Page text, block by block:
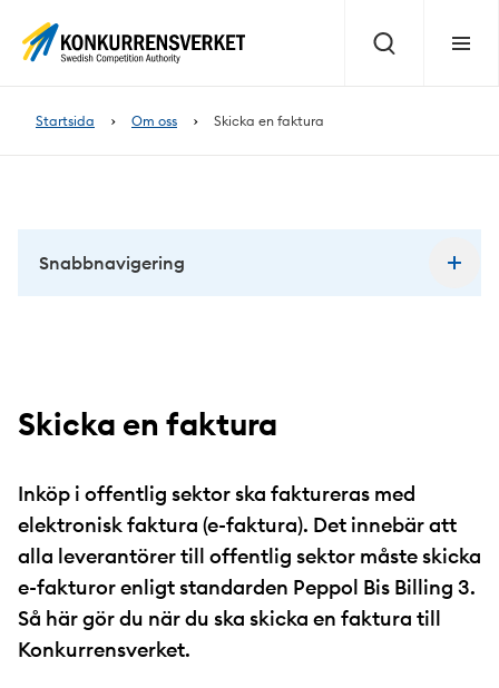
Sök Meny
Startsida Om oss Skicka en faktura
Skicka en faktura
Inköp i offentlig sektor ska faktureras med
elektronisk faktura (e-faktura). Det innebär att
alla leverantörer till offentlig sektor måste skicka
e-fakturor enligt standarden Peppol Bis Billing 3.
Så här gör du när du ska skicka en faktura till
Konkurrensverket.
Snabbnavigering